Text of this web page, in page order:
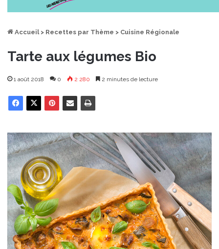
Accueil > Recettes par Thème > Cuisine Régionale
Tarte aux légumes Bio
1 août 2018 0 2 280 2 minutes de lecture